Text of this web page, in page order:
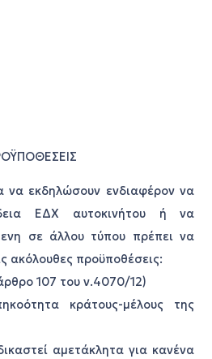
να εκδηλώσουν ενδιαφέρον να
ΕΔΧ αυτοκινήτου ή να
σε άλλου τύπου πρέπει να
ακόλουθες προϋποθέσεις:
107 του ν.4070/12)
κράτους-μέλους της
αμετάκλητα για κανένα